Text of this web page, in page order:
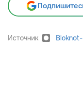
Источник